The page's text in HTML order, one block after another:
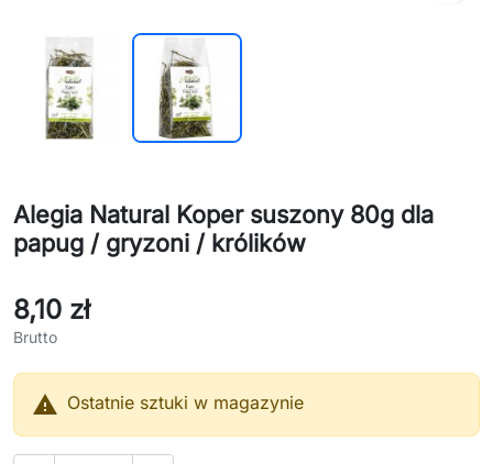
Alegia Natural Koper suszony 80g dla
papug / gryzoni / królików
8,10 zł
Brutto
 Ostatnie sztuki w magazynie